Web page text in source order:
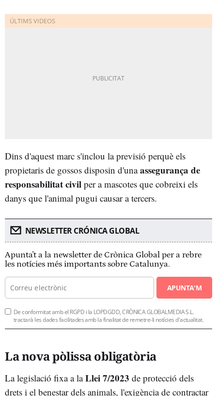
Dins d'aquest marc s'inclou la previsió perquè els
propietaris de gossos disposin d'unaassegurança de
responsabilitat civil per a mascotes que cobreixi els
danys que l'animal pugui causar a tercers.
NEWSLETTER CRÓNICA GLOBAL
Apunta't a la newsletter de Crònica Global per a rebre
les notícies més importants sobre Catalunya.
APUNTA'M
De conformitat amb el RGPD i la LOPDGDD, CRÒNICA GLOBALMEDIA S.L.
tractarà les dades facilitades amb la finalitat de remetre-li notícies d'actualitat.
La nova pòlissa obligatòria
La legislació fixa a laLlei 7/2023 de protecció dels
drets i el benestar dels animals, l'exigència de contractar